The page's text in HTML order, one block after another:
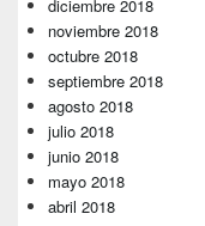
diciembre 2018
noviembre 2018
octubre 2018
septiembre 2018
agosto 2018
julio 2018
junio 2018
mayo 2018
abril 2018